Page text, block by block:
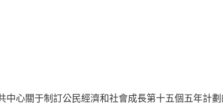
中心關于制訂公民經濟和社會成長第十五個五年計